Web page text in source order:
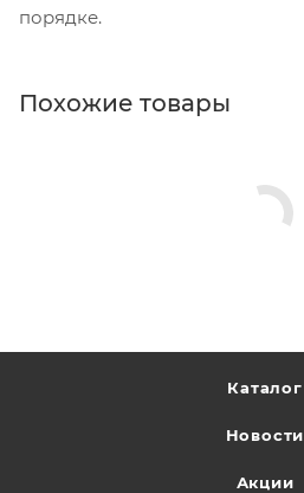
порядке.
Похожие товары
Каталог
Новости
Акции